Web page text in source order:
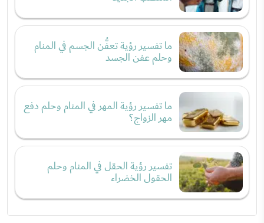
ما تفسير رؤية تعفُّن الجسم في المنام
وحلم عفن الجسد
ما تفسير رؤية المهر في المنام وحلم دفع
مهر الزواج؟
تفسير رؤية الحقل في المنام وحلم
الحقول الخضراء